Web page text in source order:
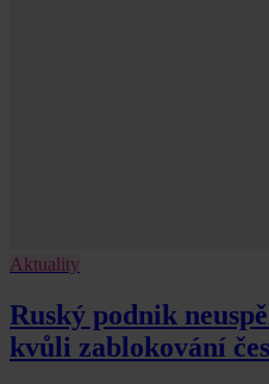
Aktuality
Ruský podnik
kvůli zablokování